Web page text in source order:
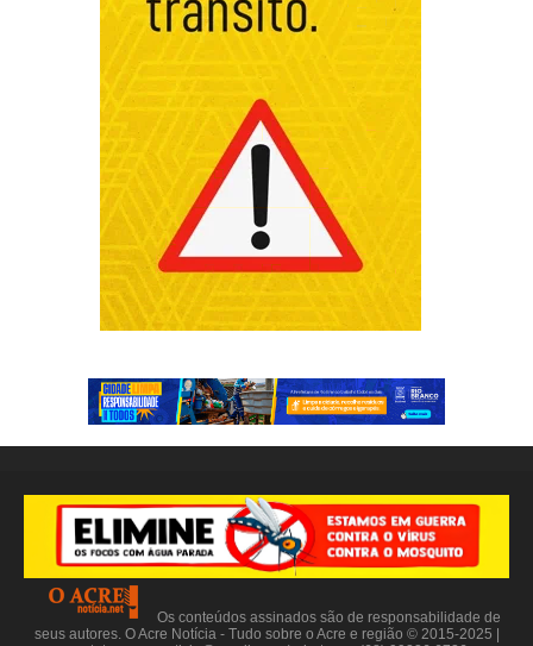
Os conteúdos assinados são de responsabilidade de
seus autores. O Acre Notícia - Tudo sobre o Acre e região © 2015-2025 |